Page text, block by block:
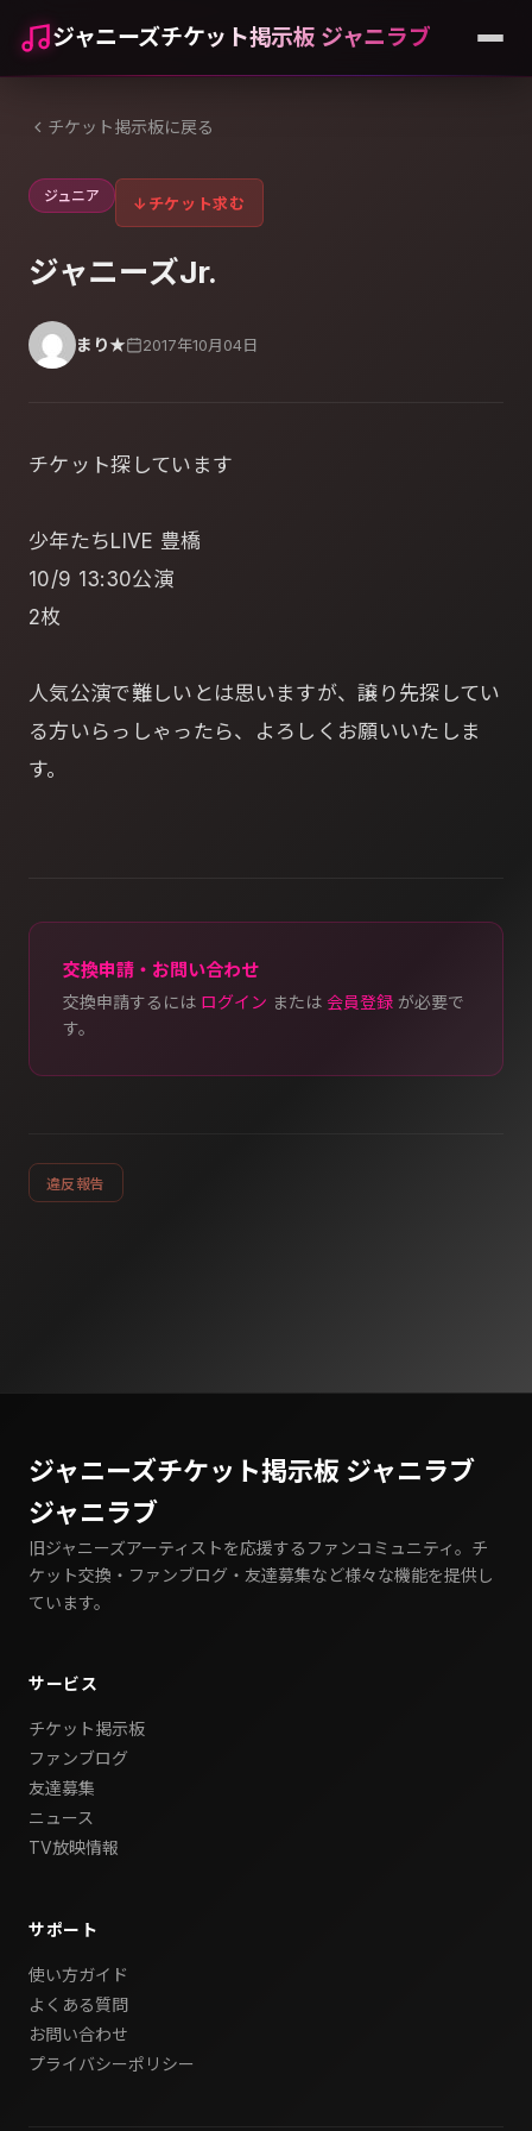
ジャニーズチケット掲示板 ジャニラブ
チケット掲示板に戻る
ジュニア ↓ チケット求む
ジャニーズJr.
まり★ 2017年10月04日
チケット探しています
少年たちLIVE 豊橋
10/9 13:30公演
2枚
人気公演で難しいとは思いますが、譲り先探してい
る方いらっしゃったら、よろしくお願いいたしま
す。
交換申請・お問い合わせ
交換申請するには ログイン または 会員登録 が必要で
す。
違反報告
ジャニーズチケット掲示板 ジャニラブ
ジャニラブ
旧ジャニーズアーティストを応援するファンコミュニティ。チ
ケット交換・ファンブログ・友達募集など様々な機能を提供し
ています。
サービス
チケット掲示板
ファンブログ
友達募集
ニュース
TV放映情報
サポート
使い方ガイド
よくある質問
お問い合わせ
プライバシーポリシー